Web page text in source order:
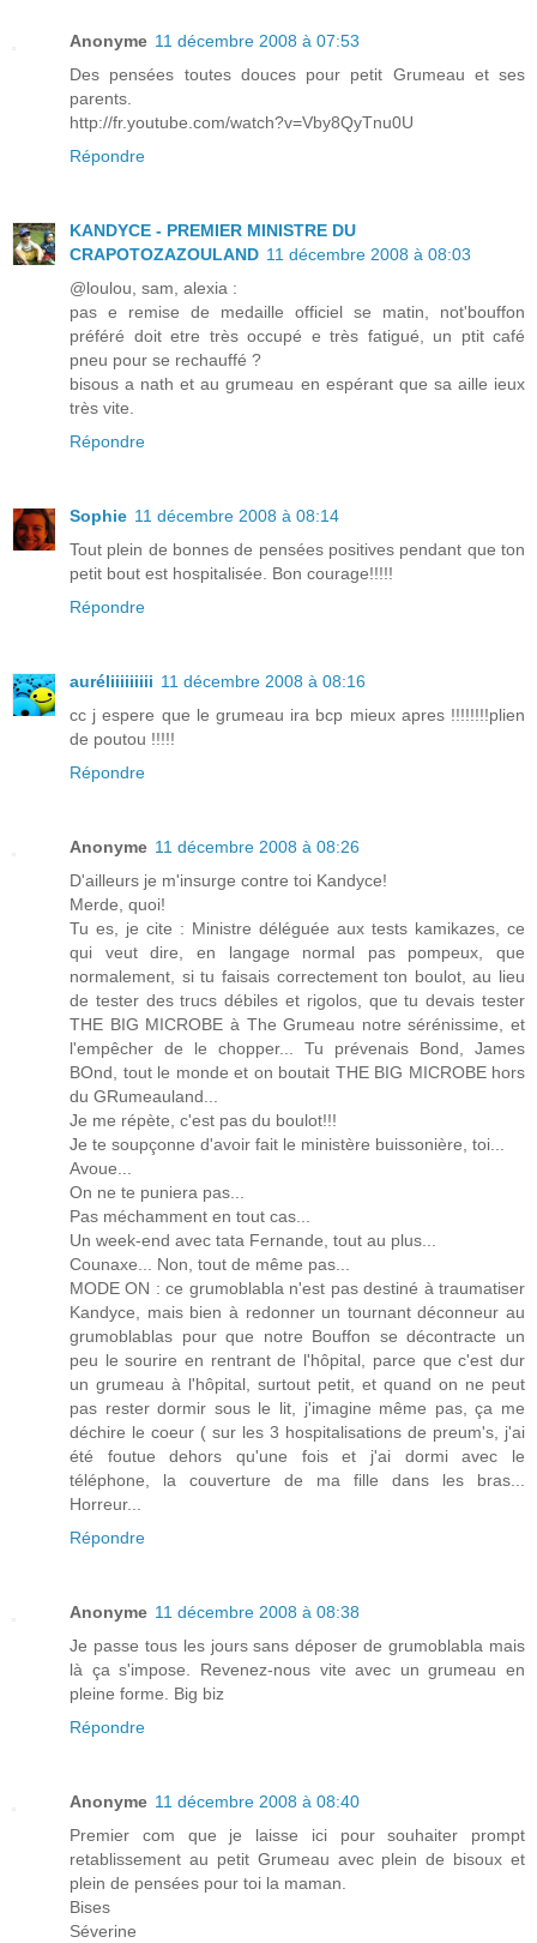
Anonyme 11 décembre 2008 à 07:53
Des pensées toutes douces pour petit Grumeau et ses
parents.
http://fr.youtube.com/watch?v=Vby8QyTnu0U
Répondre
KANDYCE - PREMIER MINISTRE DU
CRAPOTOZAZOULAND 11 décembre 2008 à 08:03
@loulou, sam, alexia :
pas e remise de medaille officiel se matin, not'bouffon
préféré doit etre très occupé e très fatigué, un ptit café
pneu pour se rechauffé ?
bisous a nath et au grumeau en espérant que sa aille ieux
très vite.
Répondre
Sophie 11 décembre 2008 à 08:14
Tout plein de bonnes de pensées positives pendant que ton
petit bout est hospitalisée. Bon courage!!!!!
Répondre
auréliiiiiiiii 11 décembre 2008 à 08:16
cc j espere que le grumeau ira bcp mieux apres !!!!!!!!plien
de poutou !!!!!
Répondre
Anonyme 11 décembre 2008 à 08:26
D'ailleurs je m'insurge contre toi Kandyce!
Merde, quoi!
Tu es, je cite : Ministre déléguée aux tests kamikazes, ce
qui veut dire, en langage normal pas pompeux, que
normalement, si tu faisais correctement ton boulot, au lieu
de tester des trucs débiles et rigolos, que tu devais tester
THE BIG MICROBE à The Grumeau notre sérénissime, et
l'empêcher de le chopper... Tu prévenais Bond, James
BOnd, tout le monde et on boutait THE BIG MICROBE hors
du GRumeauland...
Je me répète, c'est pas du boulot!!!
Je te soupçonne d'avoir fait le ministère buissonière, toi...
Avoue...
On ne te puniera pas...
Pas méchamment en tout cas...
Un week-end avec tata Fernande, tout au plus...
Counaxe... Non, tout de même pas...
MODE ON : ce grumoblabla n'est pas destiné à traumatiser
Kandyce, mais bien à redonner un tournant déconneur au
grumoblablas pour que notre Bouffon se décontracte un
peu le sourire en rentrant de l'hôpital, parce que c'est dur
un grumeau à l'hôpital, surtout petit, et quand on ne peut
pas rester dormir sous le lit, j'imagine même pas, ça me
déchire le coeur ( sur les 3 hospitalisations de preum's, j'ai
été foutue dehors qu'une fois et j'ai dormi avec le
téléphone, la couverture de ma fille dans les bras...
Horreur...
Répondre
Anonyme 11 décembre 2008 à 08:38
Je passe tous les jours sans déposer de grumoblabla mais
là ça s'impose. Revenez-nous vite avec un grumeau en
pleine forme. Big biz
Répondre
Anonyme 11 décembre 2008 à 08:40
Premier com que je laisse ici pour souhaiter prompt
retablissement au petit Grumeau avec plein de bisoux et
plein de pensées pour toi la maman.
Bises
Séverine